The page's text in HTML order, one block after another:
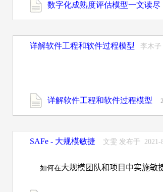
数字化成熟度评估模型一文读尽
详解软件工程和软件过程模型 李木子
详解软件工程和软件过程模型
SAFe - 大规模敏捷 文雯 发布于
如何在大规模团队和项目中实施敏